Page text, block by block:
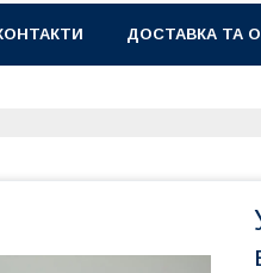
ДОСТАВКА ТА